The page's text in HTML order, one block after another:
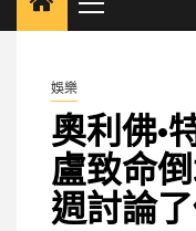
Primary
Menu
娛樂
奧利佛·
盧致命
週討論